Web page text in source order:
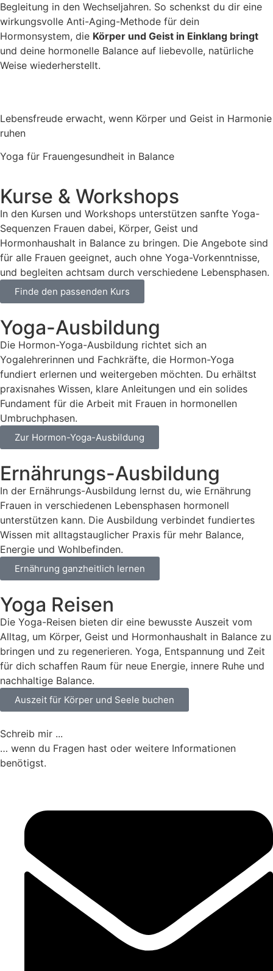
Begleitung in den Wechseljahren. So schenkst du dir eine
wirkungsvolle Anti-Aging-Methode für dein
Hormonsystem, die Körper und Geist in Einklang bringt
und deine hormonelle Balance auf liebevolle, natürliche
Weise wiederherstellt.
Lebensfreude erwacht, wenn Körper und Geist in Harmonie
ruhen
Yoga für Frauengesundheit in Balance
Kurse & Workshops
In den Kursen und Workshops unterstützen sanfte Yoga-
Sequenzen Frauen dabei, Körper, Geist und
Hormonhaushalt in Balance zu bringen. Die Angebote sind
für alle Frauen geeignet, auch ohne Yoga-Vorkenntnisse,
und begleiten achtsam durch verschiedene Lebensphasen.
Finde den passenden Kurs
Yoga-Ausbildung
Die Hormon-Yoga-Ausbildung richtet sich an
Yogalehrerinnen und Fachkräfte, die Hormon-Yoga
fundiert erlernen und weitergeben möchten. Du erhältst
praxisnahes Wissen, klare Anleitungen und ein solides
Fundament für die Arbeit mit Frauen in hormonellen
Umbruchphasen.
Zur Hormon-Yoga-Ausbildung
Ernährungs-Ausbildung
In der Ernährungs-Ausbildung lernst du, wie Ernährung
Frauen in verschiedenen Lebensphasen hormonell
unterstützen kann. Die Ausbildung verbindet fundiertes
Wissen mit alltagstauglicher Praxis für mehr Balance,
Energie und Wohlbefinden.
Ernährung ganzheitlich lernen
Yoga Reisen
Die Yoga-Reisen bieten dir eine bewusste Auszeit vom
Alltag, um Körper, Geist und Hormonhaushalt in Balance zu
bringen und zu regenerieren. Yoga, Entspannung und Zeit
für dich schaffen Raum für neue Energie, innere Ruhe und
nachhaltige Balance.
Auszeit für Körper und Seele buchen
Schreib mir ...
… wenn du Fragen hast oder weitere Informationen
benötigst.